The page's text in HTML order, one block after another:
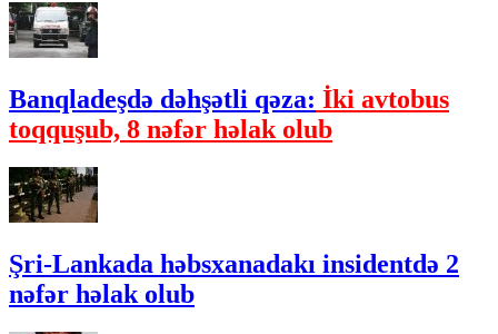
Banqladeşdə dəhşətli qəza: İki avtobus
toqquşub, 8 nəfər həlak olub
Şri-Lankada həbsxanadakı insidentdə 2
nəfər həlak olub